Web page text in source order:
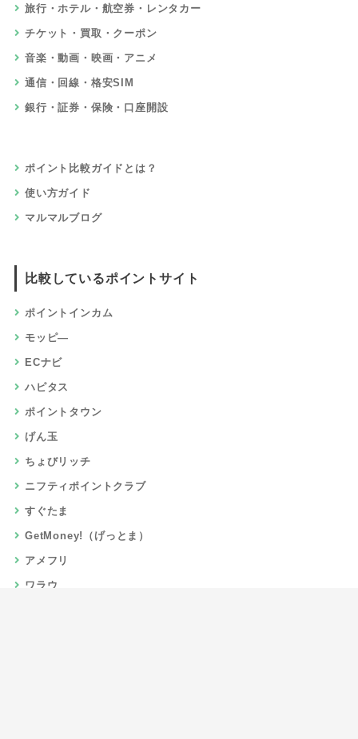
旅行・ホテル・航空券・レンタカー
チケット・買取・クーポン
音楽・動画・映画・アニメ
通信・回線・格安SIM
銀行・証券・保険・口座開設
ポイント比較ガイドとは？
使い方ガイド
マルマルブログ
比較しているポイントサイト
ポイントインカム
モッピ―
ECナビ
ハピタス
ポイントタウン
げん玉
ちょびリッチ
ニフティポイントクラブ
すぐたま
GetMoney!（げっとま）
アメフリ
ワラウ